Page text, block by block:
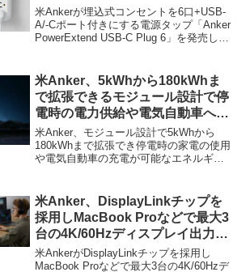
USB-C Plug 6」を発売。
米Ankerが埋込式コンセントを6口+USB-
A/-Cポート付きにする電源タップ「Anker
PowerExtend USB-C Plug 6」を発売して
米Anker、5kWhから180kWhま
で拡張できるモジュール設計で停
電時の電力供給や電気自動車への
充電、ソーラーシステムからの蓄
電が可能な家庭用エネルギー貯蔵
システム「Anker SOLIX X1」を
米Anker、モジュール設計で5kWhから
180kWhまで拡張でき停電時の家電の使用
や電気自動車の充電が可能なエネルギー
米Anker、DisplayLinkチップを
採用しMacBook Proなどで最大3
台の4K/60Hzディスプレイ出力が
可能な「Anker 564 USB-C
Docking Station (10-in-1, for
米AnkerがDisplayLinkチップを採用し
MacBook Proなどで最大3台の4K/60Hzデ